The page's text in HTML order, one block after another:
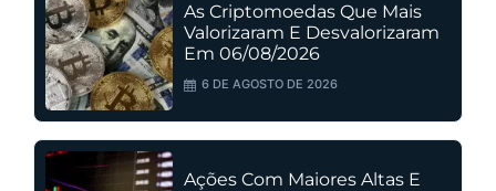
As Criptomoedas Que Mais
Valorizaram E Desvalorizaram
Em 06/08/2026
6 DE AGOSTO DE 2026
Ações Com Maiores Altas E